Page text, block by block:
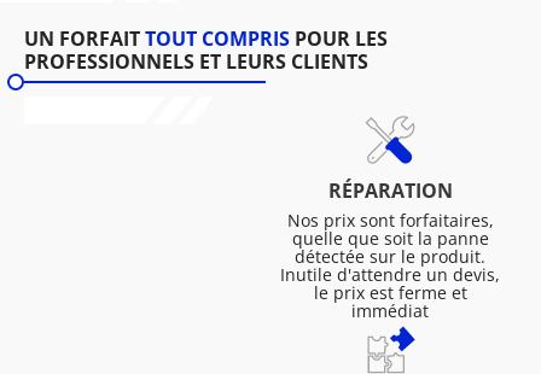
UN FORFAITTOUT COMPRIS POUR LES
PROFESSIONNELS ET LEURS CLIENTS
RÉPARATION
Nos prix sont forfaitaires,
quelle que soit la panne
détectée sur le produit.
Inutile d'attendre un devis,
le prix est ferme et
immédiat